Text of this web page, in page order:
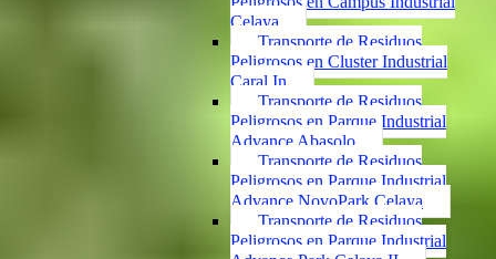
Celaya
Transporte de Residuos
Peligrosos en Cluster Industrial
Caral In
Transporte de Residuos
Peligrosos en Parque Industrial
Advance Abasolo
Transporte de Residuos
Peligrosos en Parque Industrial
Advance NovoPark Celaya
Transporte de Residuos
Peligrosos en Parque Industrial